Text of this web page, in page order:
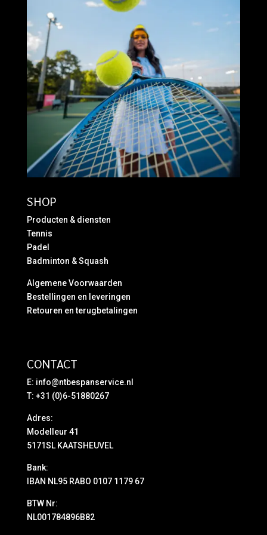
SHOP
Producten & diensten
Tennis
Padel
Badminton & Squash
Algemene Voorwaarden
Bestellingen en leveringen
Retouren en terugbetalingen
CONTACT
E: info@ntbespanservice.nl
T: +31 (0)6-51880267
Adres:
Modelleur 41
5171SL KAATSHEUVEL
Bank:
IBAN NL95 RABO 0107 1179 67
BTW Nr:
NL001784896B82